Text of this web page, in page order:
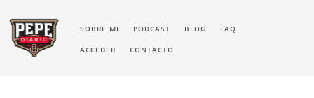
SOBRE MI PODCAST BLOG FAQ
ACCEDER CONTACTO